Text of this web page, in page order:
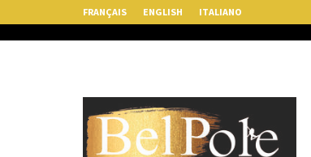
FRANÇAIS ENGLISH ITALIANO